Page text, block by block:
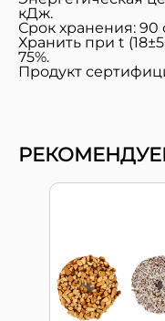
кДж.
Срок хранения: 90
Хранить при t
75%.
Продукт